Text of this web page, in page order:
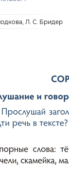
Л. С. Бридер